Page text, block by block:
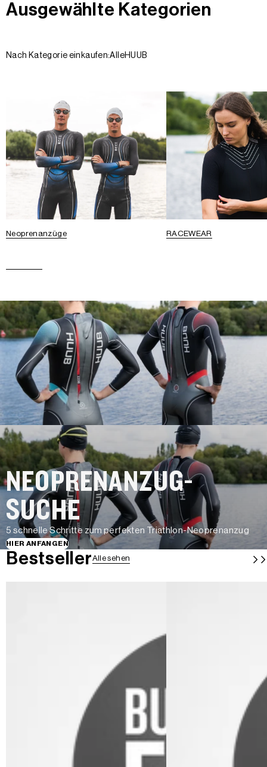
Ausgewählte Kategorien
Nach Kategorie einkaufen:AlleHUUB
Neoprenanzüge RACEWEAR
NEOPRENANZUG-
SUCHE
5 schnelle Schritte zum perfekten Triathlon-Neoprenanzug
HIER ANFANGEN
BestsellerAlle sehen